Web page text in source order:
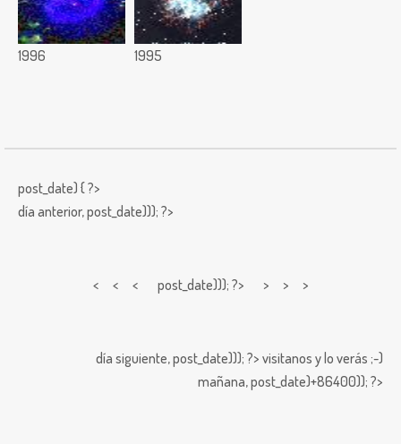
1996 1995
post_date) { ?>
día anterior,post_date))); ?>
< < < post_date))); ?> > > >
día siguiente,post_date))); ?> visitanos y lo verás ;-)
mañana,post_date)+86400)); ?>